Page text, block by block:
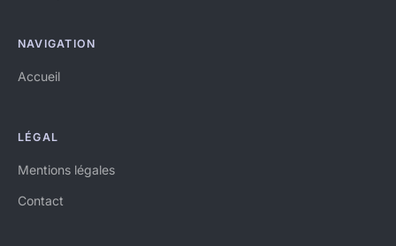
NAVIGATION
Accueil
LÉGAL
Mentions légales
Contact